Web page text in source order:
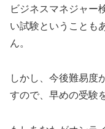
ビジネスマネジャー
い試験ということも
ん。
しかし、今後難易度
すので、早めの受験